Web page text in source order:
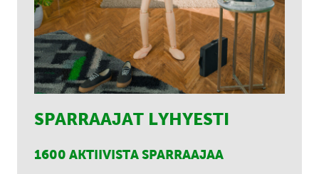
SPARRAAJAT LYHYESTI
1600 AKTIIVISTA SPARRAAJAA